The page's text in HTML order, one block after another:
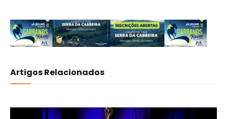
Artigos Relacionados